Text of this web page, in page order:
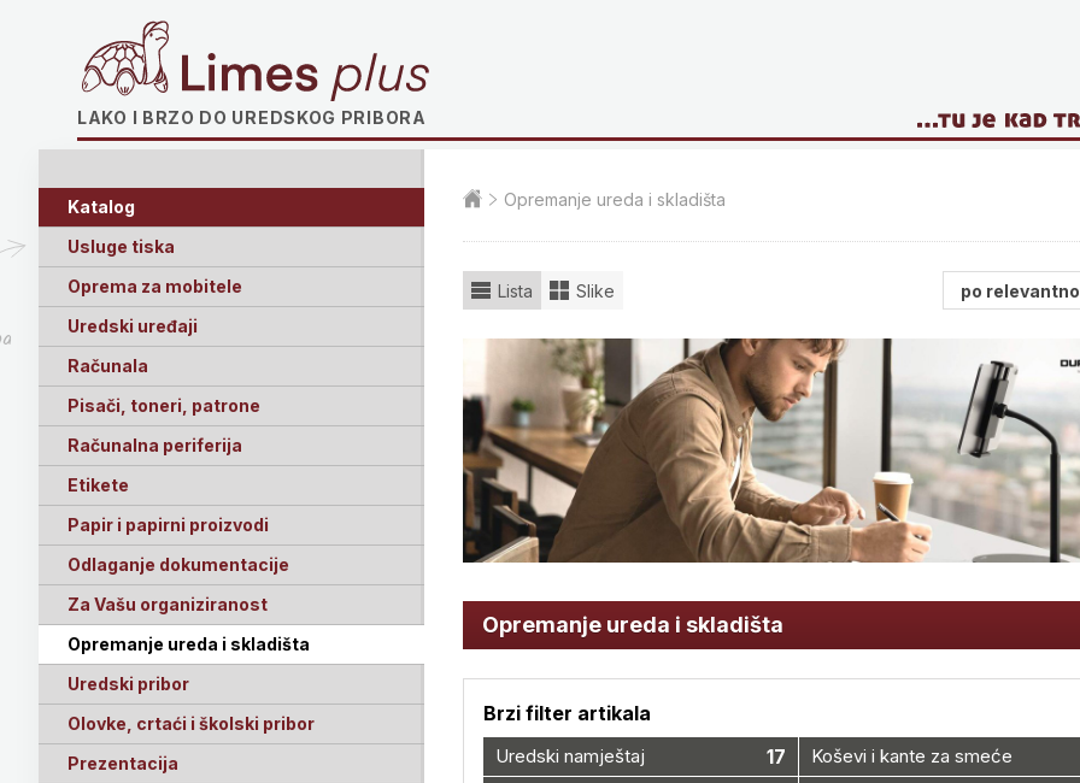
LAKO I BRZO DO UREDSKOG PRIBORA
Katalog
Usluge tiska
Oprema za mobitele
Uredski uređaji
Računala
Pisači, toneri, patrone
Računalna periferija
Etikete
Papir i papirni proizvodi
Odlaganje dokumentacije
Za Vašu organiziranost
Opremanje ureda i skladišta
Uredski pribor
Olovke, crtaći i školski pribor
Prezentacija
Opremanje ureda i skladišta
Lista Slike
Opremanje ureda i skladišta
Brzi filter artikala
Uredski namještaj 17 Koševi i kante za smeće